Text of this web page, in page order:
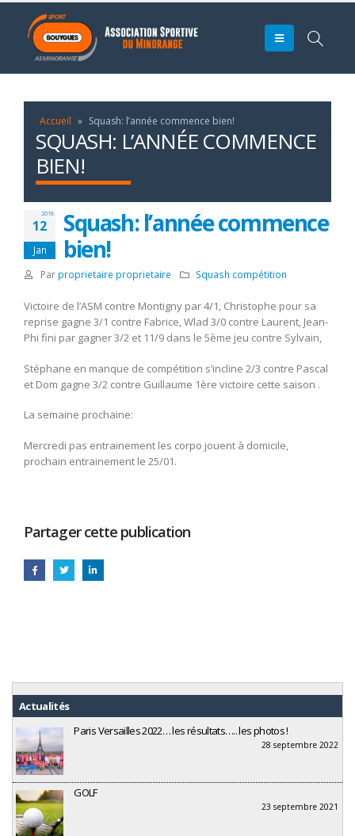
Accueil » Squash: l’année commence bien!
SQUASH: L’ANNÉE COMMENCE
BIEN!
2018
12
Jan
Squash: l’année commence
bien!
Par proprietaire proprietaire Squash compétition
Victoire de l’ASM contre Montigny par 4/1, Christophe pour sa
reprise gagne 3/1 contre Fabrice, Wlad 3/0 contre Laurent, Jean-
Phi fini par gagner 3/2 et 11/9 dans le 5ème jeu contre Sylvain,
Stéphane en manque de compétition s’incline 2/3 contre Pascal
et Dom gagne 3/2 contre Guillaume 1ère victoire cette saison .
La semaine prochaine:
Mercredi pas entrainement les corpo jouent à domicile,
prochain entrainement le 25/01.
Partager cette publication
Actualités
Paris Versailles 2022… les résultats….. les photos !
28 septembre 2022
GOLF
23 septembre 2021